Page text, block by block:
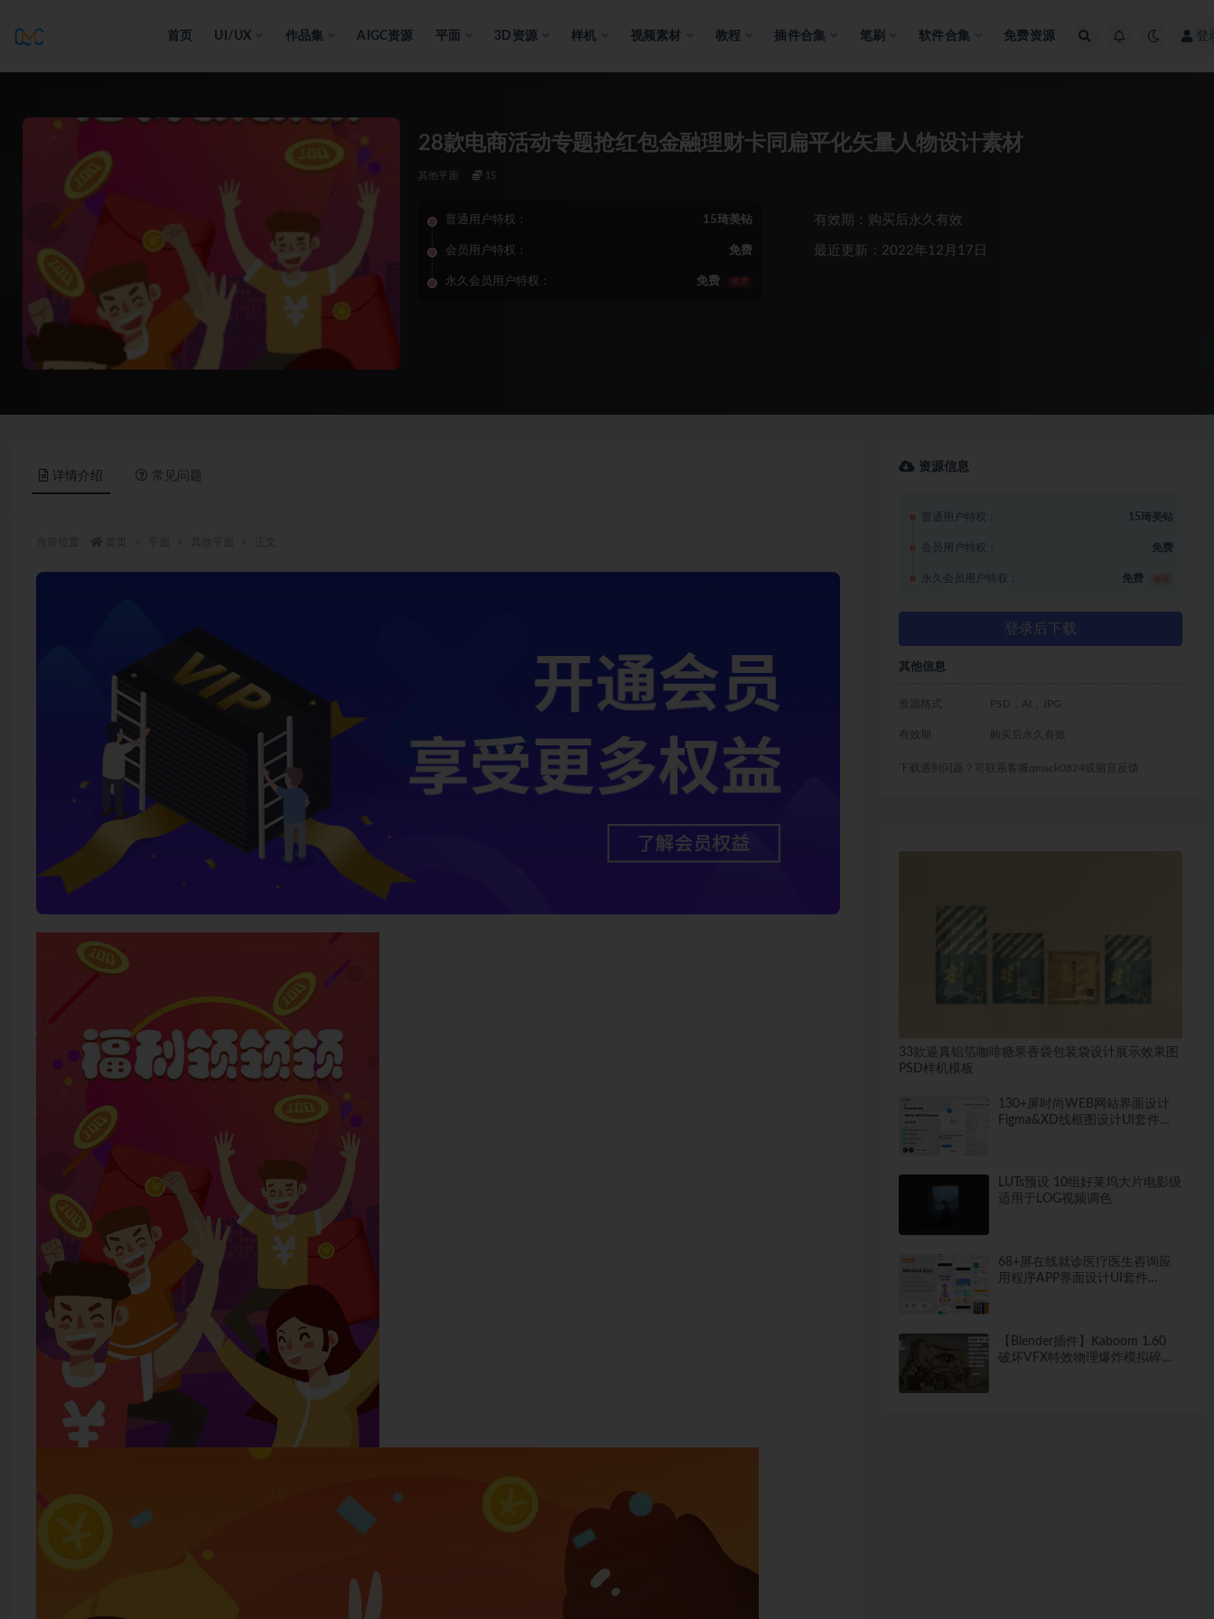
首页 UI/UX 作品集 AIGC资源 平面 3D资源 样机 视频素材 教程 插件合集 笔刷 软件合集 免费资源 登
28款电商活动专题抢红包金融理财卡同扁平化矢量人物设计素材
其他平面 15
普通用户特权： 15琦美钻
会员用户特权： 免费
永久会员用户特权： 免费 推荐
有效期：购买后永久有效
最近更新：2022年12月17日
详情介绍 常见问题
资源信息
普通用户特权： 15琦美钻
会员用户特权： 免费
永久会员用户特权： 免费
登录后下载
其他信息
资源格式 PSD，AI，JPG
有效期 购买后永久有效
下载遇到问题？可联系客服qmsck0824或留言反馈
33款逼真铝箔咖啡糖果香袋包装袋设计展示效果图
PSD样机模板
130+屏时尚WEB网站界面设计
Figma&XD线框图设计UI套件素
LUTs预设 10组好莱坞大片电影级
适用于LOG视频调色
68+屏在线就诊医疗医生咨询应
用程序APP界面设计UI套件
【Blender插件】Kaboom 1.60
破坏VFX特效物理爆炸模拟碎片